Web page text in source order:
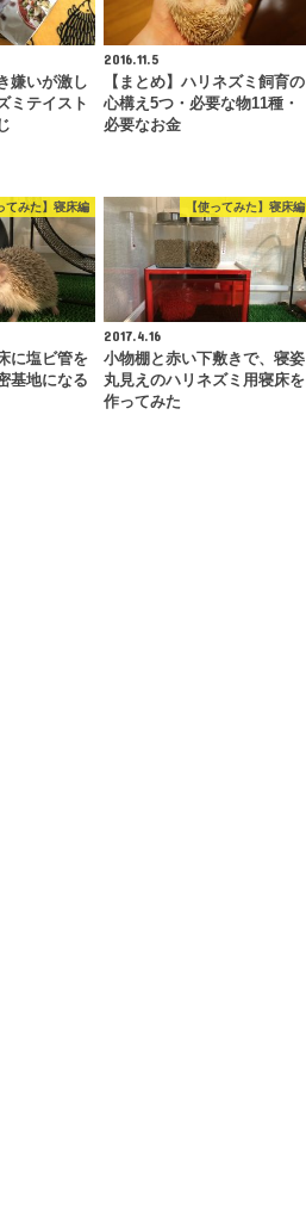
嫌いが激し
ミテイスト
2016.11.5
【まとめ】ハリネズミ飼育の
心構え5つ・必要な物11種・
必要なお金
てみた】寝床編
に塩ビ管を
基地になる
【使ってみた】寝床編
2017.4.16
小物棚と赤い下敷きで、寝姿
丸見えのハリネズミ用寝床を
作ってみた